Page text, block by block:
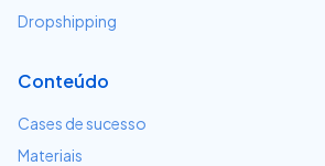
Dropshipping
Conteúdo
Cases de sucesso
Materiais